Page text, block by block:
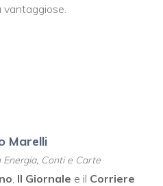
Marelli
Energia, Conti e Carte
Il Giornale e il Corriere